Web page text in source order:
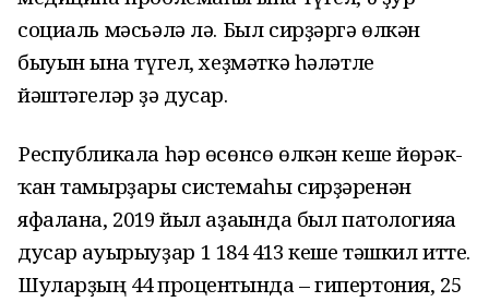
социаль мәсьәлә лә. Был сирҙәргә өлкән
быуын ғына түгел, хеҙмәткә һәләтле
йәштәгеләр ҙә дусар.
Республикала һәр өсөнсө өлкән кеше йөрәк-
ҡан тамырҙары системаһы сирҙәренән
яфалана, 2019 йыл аҙағында был патологияға
дусар ауырыуҙар 1 184 413 кеше тәшкил итте.
Шуларҙың 44 процентында – гипертония, 25